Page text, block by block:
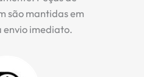
são mantidas em
envio imediato.